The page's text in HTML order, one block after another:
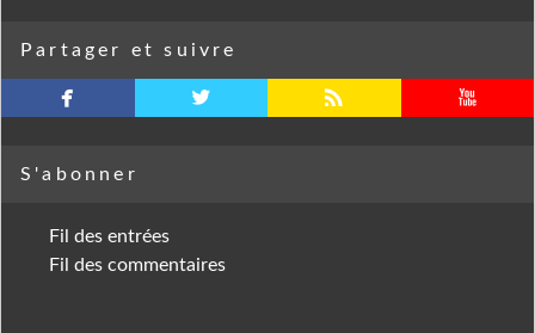
Partager et suivre
facebook twitterbird rss youtube
S'abonner
Fil des entrées
Fil des commentaires